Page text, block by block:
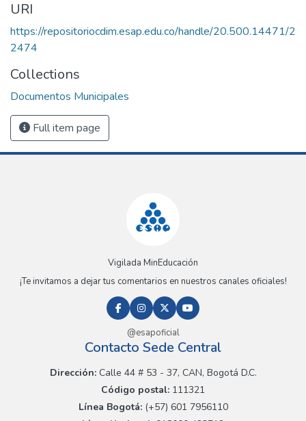
URI
https://repositoriocdim.esap.edu.co/handle/20.500.14471/2
2474
Collections
Documentos Municipales
Full item page
Vigilada MinEducación
¡Te invitamos a dejar tus comentarios en nuestros canales oficiales!
@esapoficial
Contacto Sede Central
Dirección:Calle 44 # 53 - 37, CAN, Bogotá D.C.
Código postal: 111321
Línea Bogotá:(+57) 601 7956110